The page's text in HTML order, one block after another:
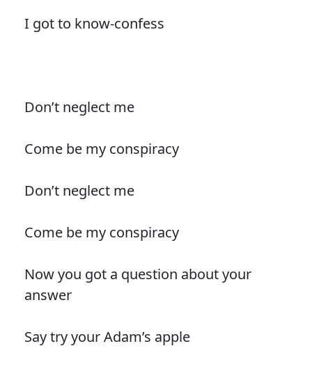
I got to know-confess
Don’t neglect me
Come be my conspiracy
Don’t neglect me
Come be my conspiracy
Now you got a question about your
answer
Say try your Adam’s apple